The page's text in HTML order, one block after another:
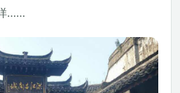
……